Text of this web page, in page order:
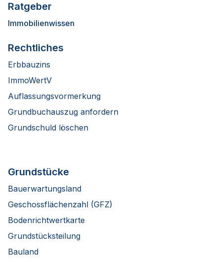
Ratgeber
Immobilienwissen
Rechtliches
Erbbauzins
ImmoWertV
Auflassungsvormerkung
Grundbuchauszug anfordern
Grundschuld löschen
Grundstücke
Bauerwartungsland
Geschossflächenzahl (GFZ)
Bodenrichtwertkarte
Grundstücksteilung
Bauland